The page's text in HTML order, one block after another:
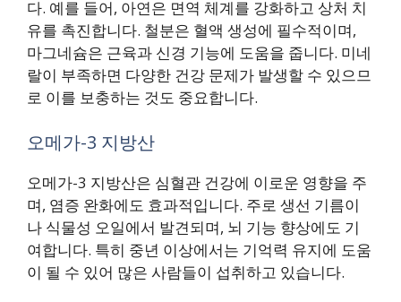
다. 예를 들어, 아연은 면역 체계를 강화하고 상처 치
유를 촉진합니다. 철분은 혈액 생성에 필수적이며,
마그네슘은 근육과 신경 기능에 도움을 줍니다. 미네
랄이 부족하면 다양한 건강 문제가 발생할 수 있으므
로 이를 보충하는 것도 중요합니다.
오메가-3 지방산
오메가-3 지방산은 심혈관 건강에 이로운 영향을 주
며, 염증 완화에도 효과적입니다. 주로 생선 기름이
나 식물성 오일에서 발견되며, 뇌 기능 향상에도 기
여합니다. 특히 중년 이상에서는 기억력 유지에 도움
이 될 수 있어 많은 사람들이 섭취하고 있습니다.